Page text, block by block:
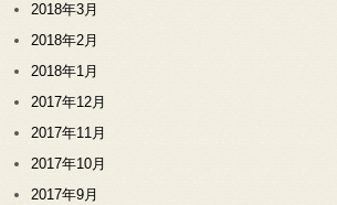
2018年3月
2018年2月
2018年1月
2017年12月
2017年11月
2017年10月
2017年9月